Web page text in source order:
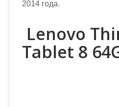
2014 года.
Lenovo
Tablet 8